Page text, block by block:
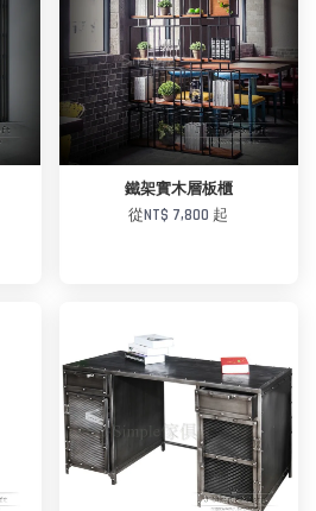
加入購物車
鐵架實木層板櫃
從NT$ 7,800 起
加入購物車